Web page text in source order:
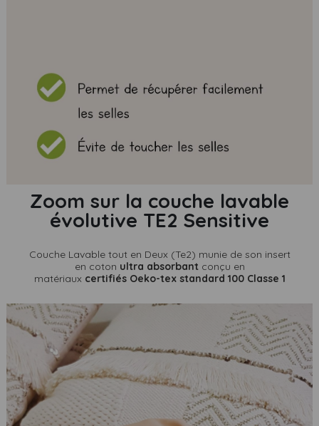
Zoom sur la couche lavable
évolutive TE2 Sensitive
Couche Lavable tout en Deux (Te2) munie de son insert
en coton ultra absorbant conçu en
matériaux certifiés Oeko-tex standard 100 Classe 1